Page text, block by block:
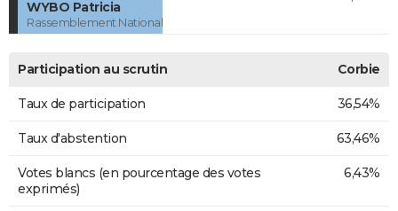
WYBO Patricia
Rassemblement National
Participation au scrutin Corbie
Taux de participation 36,54%
Taux d'abstention 63,46%
Votes blancs (en pourcentage des votes
exprimés)
6,43%